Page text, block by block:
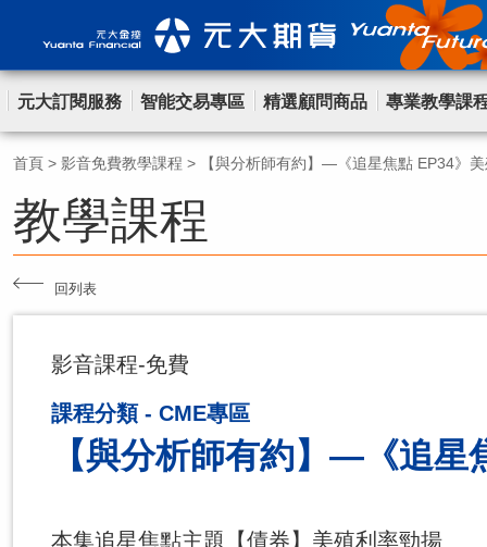
元大訂閱服務 智能交易專區 精選顧問商品 專業教學課
首頁 > 影音免費教學課程 > 【與分析師有約】—《追星焦點 EP34》
教學課程
回列表
影音課程-免費
課程分類 - CME專區
【與分析師有約】—《追
本集追星焦點主題【債券】美殖利率勁揚